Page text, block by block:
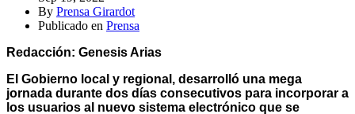
By Prensa Girardot
Publicado en Prensa
Redacción: Genesis Arias
El Gobierno local y regional, desarrolló una mega
jornada durante dos días consecutivos para incorporar a
los usuarios al nuevo sistema electrónico que se